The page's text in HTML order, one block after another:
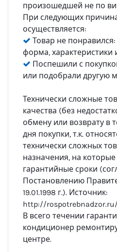
произошедшей не по
При следующих
осуществляется:
Товар не
форма, характеристики
Поспешили с
или подобрали другую
Технически сложные
качества (без
обмену или возврату в
дня покупки, т.к.
технически сложных
назначения, на
гарантийные сроки
Постановлению
19.01.1998 г.). Источник:
http://rospotrebnadzor.ru/
В всего течении
кондиционер
центре.